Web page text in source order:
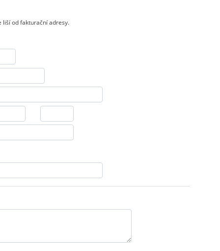
liší od fakturační adresy.